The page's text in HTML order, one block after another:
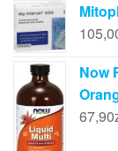
Now
67,90